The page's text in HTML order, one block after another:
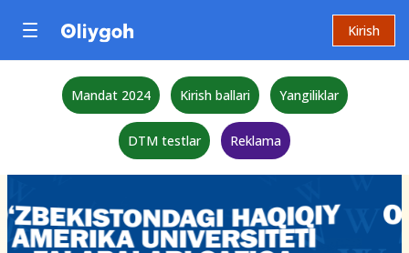
Kirish
Mandat 2024 Kirish ballari Yangiliklar
DTM testlar Reklama